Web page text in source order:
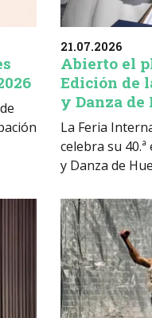
21.07.2026
Abierto el
Edición de
y Danza de
La Feria
celebra su
y Danza de